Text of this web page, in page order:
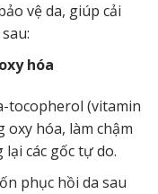
vệ da, giúp cải
hóa
tocopherol (vitamin
oxy hóa, làm chậm
các gốc tự do.
phục hồi da sau